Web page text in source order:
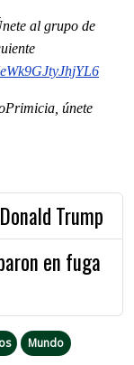
al grupo de
únete
Trump
en fuga
Mundo